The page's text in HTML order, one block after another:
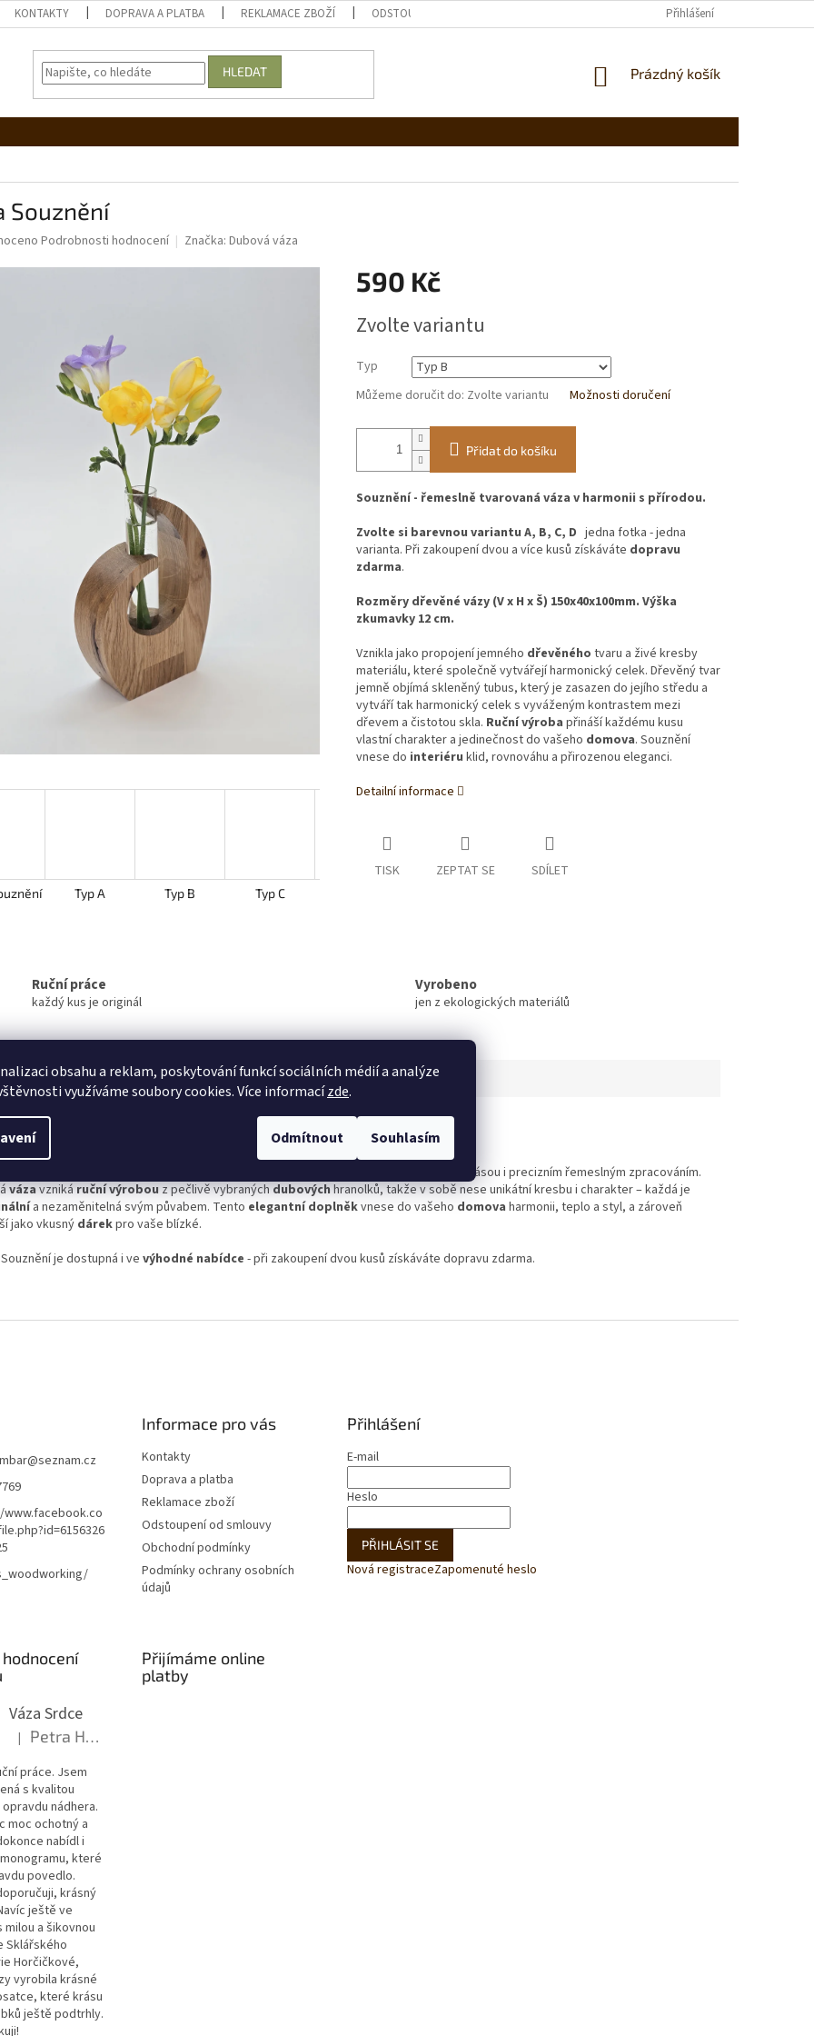
obsahu a reklam, poskytování funkcí sociálních médií a analýze
využíváme soubory cookies. Více informacízde.
Odmítnout Souhlasím
KONTAKTY DOPRAVA A PLATBA REKLAMACE ZBOŽÍ ODSTOUPENÍ OD SMLOUVY PODMÍNKY OCHRANY
Přihlášení
HLEDAT
NÁKUPNÍ
Prázdný košík
Souznění
Podrobnosti hodnocení Značka: Dubová váza
Typ A Typ B Typ C
590 Kč
cena:
Zvolte variantu
Typ
Můžeme doručit do: Zvolte variantu Možnosti doručení
Přidat do košíku
Souznění - řemeslně tvarovaná váza v harmonii s přírodou.
Zvolte si barevnou variantu A, B, C, D jedna fotka - jedna
varianta. Při zakoupení dvou a více kusů získáváte dopravu
zdarma.
Rozměry dřevěné vázy (V x H x Š) 150x40x100mm. Výška
zkumavky 12 cm.
Vznikla jako propojení jemného dřevěného tvaru a živé kresby
materiálu, které společně vytvářejí harmonický celek. Dřevěný tvar
jemně objímá skleněný tubus, který je zasazen do jejího středu a
vytváří tak harmonický celek s vyváženým kontrastem mezi
dřevem a čistotou skla. Ruční výroba přináší každému kusu
vlastní charakter a jedinečnost do vašeho domova. Souznění
vnese do interiéru klid, rovnováhu a přirozenou eleganci.
Detailní informace
TISK ZEPTAT SE SDÍLET
Ruční práce
každý kus je originál
Vyrobeno
jen z ekologických materiálů
Hodnocení Diskuze Značka
popis produktu
, která zaujme svou přirozenou krásou i precizním řemeslným zpracováním.
vázavznikáruční výrobouz pečlivě vybranýchdubovýchhranolků, takže v sobě nese unikátní kresbu i charakter – každá je
a nezaměnitelná svým půvabem. Tento elegantní doplněkvnese do vašeho domova harmonii, teplo a styl, a zároveň
jako vkusný dárekpro vaše blízké.
je dostupná i ve výhodné nabídce - při zakoupení dvou kusů získáváte dopravu zdarma.
@seznam.cz
Informace pro vás
Kontakty
Doprava a platba
Reklamace zboží
Odstoupení od smlouvy
Obchodní podmínky
Podmínky ochrany osobních
údajů
Přihlášení
E-mail
Heslo
PŘIHLÁSIT SE
Nová registraceZapomenuté heslo
Váza Srdce
Hodnocení produktu je 5 z 5 hvězdiček.
| Petra Hroudná
práce. Jsem
s kvalitou
nádhera.
moc ochotný a
nabídl i
které
povedlo.
krásný
ještě ve
a šikovnou
Sklářského
Horčičkové,
vyrobila krásné
které krásu
ještě podtrhly.
Přijímáme online
platby